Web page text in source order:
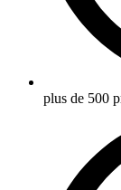
plus de 500